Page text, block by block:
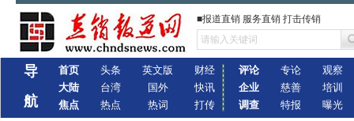
■报道直销 服务直销 打击传销
导
航
首页
大陆
焦点
头条
台湾
热点
英文版
国外
热词
财经
快讯
打传
评论
企业
调查
专论
慈善
特报
观察
培训
曝光